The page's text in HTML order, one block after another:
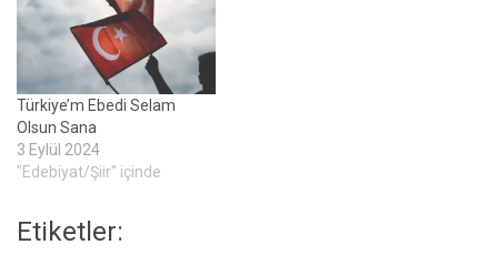
Türkiye’m Ebedi Selam
Olsun Sana
3 Eylül 2024
"Edebiyat/Şiir" içinde
Etiketler: